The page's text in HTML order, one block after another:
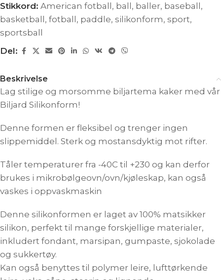
Stikkord: American fotball , ball , baller, baseball ,
basketball , fotball , paddle, silikonform, sport,
sportsball
Del:
Beskrivelse
Lag stilige og morsomme biljartema kaker med vår
Biljard Silikonform!
Denne formen er fleksibel og trenger ingen
slippemiddel. Sterk og mostansdyktig mot rifter.
Tåler temperaturer fra -40C til +230 og kan derfor
brukes i mikrobølgeovn/ovn/kjøleskap, kan også
vaskes i oppvaskmaskin
Denne silikonformen er laget av 100% matsikker
silikon, perfekt til mange forskjellige materialer,
inkludert fondant, marsipan, gumpaste, sjokolade
og sukkertøy.
Kan også benyttes til polymer leire, lufttørkende